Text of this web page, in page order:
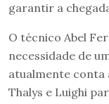
garantir a
O técnico Abel
necessidade de
atualmente conta
Thalys e Luighi